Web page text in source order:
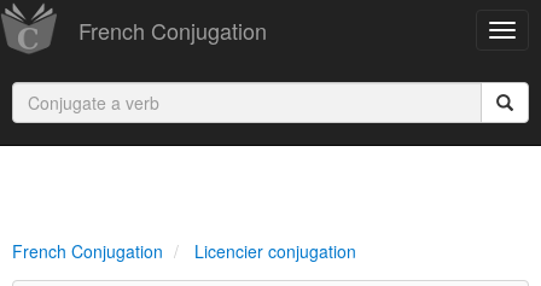
French Conjugation
French Conjugation Licencier conjugation